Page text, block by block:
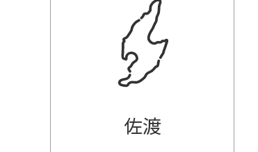
佐渡